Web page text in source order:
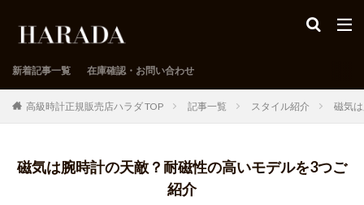
新着記事一覧 在庫確認・お問い合わせ
高級時計正規販売店ハラダ TOP 記事一覧 スタイル紹介 磁気
磁気は腕時計の天敵？耐磁性の高いモデルを3つご
紹介